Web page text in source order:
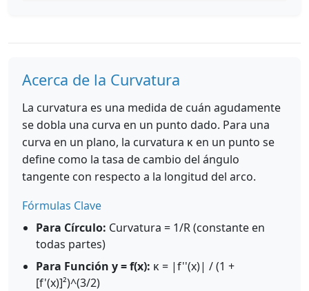
Acerca de la Curvatura
La curvatura es una medida de cuán agudamente
se dobla una curva en un punto dado. Para una
curva en un plano, la curvatura κ en un punto se
define como la tasa de cambio del ángulo
tangente con respecto a la longitud del arco.
Fórmulas Clave
Para Círculo: Curvatura = 1/R (constante en
todas partes)
Para Función y = f(x): κ = |f''(x)| / (1 +
[f'(x)]²)^(3/2)